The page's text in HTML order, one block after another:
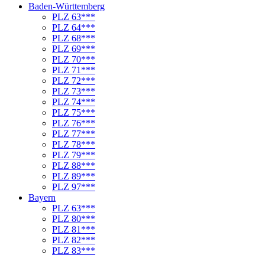
Baden-Württemberg
PLZ 63***
PLZ 64***
PLZ 68***
PLZ 69***
PLZ 70***
PLZ 71***
PLZ 72***
PLZ 73***
PLZ 74***
PLZ 75***
PLZ 76***
PLZ 77***
PLZ 78***
PLZ 79***
PLZ 88***
PLZ 89***
PLZ 97***
Bayern
PLZ 63***
PLZ 80***
PLZ 81***
PLZ 82***
PLZ 83***